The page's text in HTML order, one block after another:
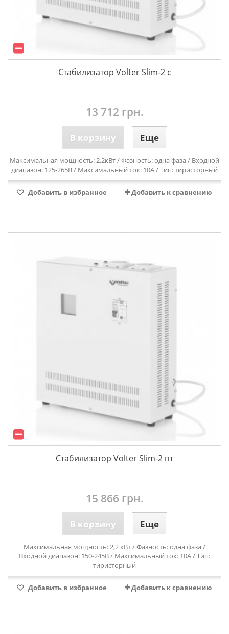
Стабилизатор Volter Slim-2 c
13 712 грн.
В корзину Еще
Максимальная мощность: 2,2кВт / Фазность: одна фаза / Входной
диапазон: 125-265В / Максимальный ток: 10А / Тип: тиристорный
Добавить в избранное Добавить к сравнению
Стабилизатор Volter Slim-2 пт
15 866 грн.
В корзину Еще
Максимальная мощность: 2,2 кВт / Фазность: одна фаза /
Входной диапазон: 150-245В / Максимальный ток: 10А / Тип:
тиристорный
Добавить в избранное Добавить к сравнению